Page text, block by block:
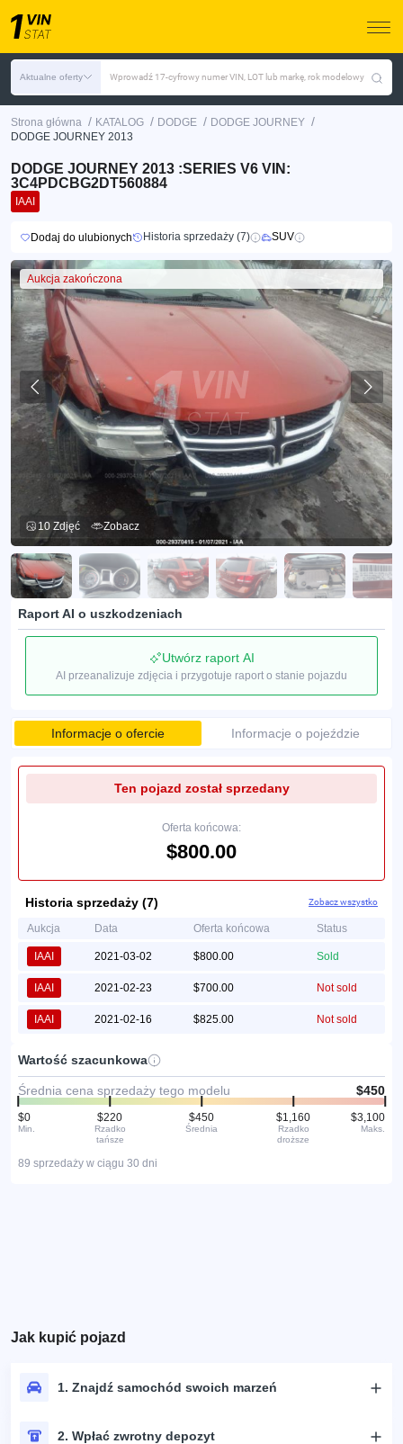
Aktualne oferty Wprowadź 17-cyfrowy numer VIN, LOT lub markę, rok modelowy
Strona główna / KATALOG / DODGE / DODGE JOURNEY /
DODGE JOURNEY 2013
DODGE JOURNEY 2013 :SERIES V6 VIN:
3C4PDCBG2DT560884
IAAI
Dodaj do ulubionych Historia sprzedaży (7) SUV
Aukcja zakończona
10 Zdjęć Zobacz
Raport AI o uszkodzeniach
Utwórz raport AI
AI przeanalizuje zdjęcia i przygotuje raport o stanie pojazdu
Informacje o ofercie Informacje o pojeździe
Ten pojazd został sprzedany
Oferta końcowa:
$800.00
Historia sprzedaży (7) Zobacz wszystko
Aukcja Data Oferta końcowa Status
IAAI 2021-03-02 $800.00 Sold
IAAI 2021-02-23 $700.00 Not sold
IAAI 2021-02-16 $825.00 Not sold
Wartość szacunkowa
Średnia cena sprzedaży tego modelu $450
$0
Min.
$220
Rzadko
tańsze
$450
Średnia
$1,160
Rzadko
droższe
$3,100
Maks.
89 sprzedaży w ciągu 30 dni
Jak kupić pojazd
1. Znajdź samochód swoich marzeń
2. Wpłać zwrotny depozyt